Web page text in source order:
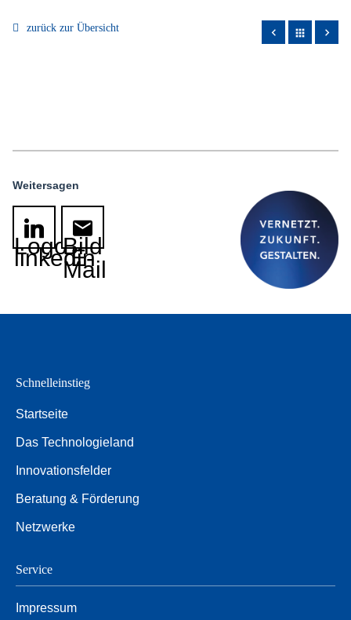
zurück zur Übersicht apps
Weitersagen
Logo
linkedin
Bild
E-
Mail
Schnelleinstieg
Startseite
Das Technologieland
Innovationsfelder
Beratung & Förderung
Netzwerke
Service
Impressum